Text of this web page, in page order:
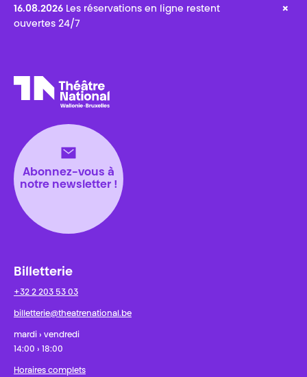
16.08.2026 Les réservations en ligne restent
ouvertes 24/7
×
Abonnez-vous à
notre newsletter !
Billetterie
+32 2 203 53 03
billetterie@theatrenational.be
mardi › vendredi
14:00 › 18:00
Horaires complets